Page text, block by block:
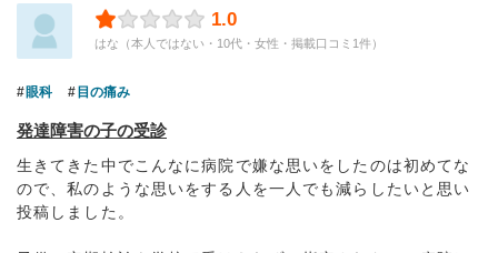
1.0
はな（本人ではない・10代・女性・掲載口コミ1件）
眼科 目の痛み
発達障害の子の受診
生きてきた中でこんなに病院で嫌な思いをしたのは初めてな
ので、私のような思いをする人を一人でも減らしたいと思い
投稿しました。